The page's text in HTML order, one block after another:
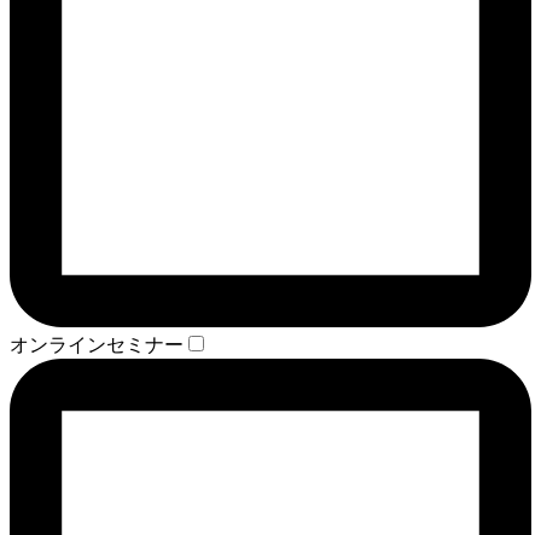
オンラインセミナー